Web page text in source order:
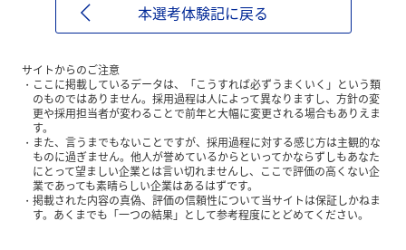
本選考体験記に戻る
サイトからのご注意
ここに掲載しているデータは、「こうすれば必ずうまくいく」という類
のものではありません。採用過程は人によって異なりますし、方針の変
更や採用担当者が変わることで前年と大幅に変更される場合もありえま
す。
また、言うまでもないことですが、採用過程に対する感じ方は主観的な
ものに過ぎません。他人が誉めているからといってかならずしもあなた
にとって望ましい企業とは言い切れませんし、ここで評価の高くない企
業であっても素晴らしい企業はあるはずです。
掲載された内容の真偽、評価の信頼性について当サイトは保証しかねま
す。あくまでも「一つの結果」として参考程度にとどめてください。